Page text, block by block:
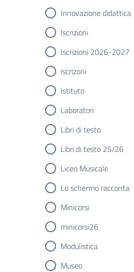
Innovazione didattica
Iscrizioni
Iscrizioni 2026-2027
iscrizoni
Istituto
Laboratori
Libri di testo
Libri di testo 25/26
Liceo Musicale
Lo schermo racconta
Minicorsi
minicorsi26
Modulistica
Museo